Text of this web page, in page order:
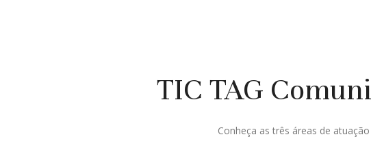
TIC TAG
Conheça as três áreas de